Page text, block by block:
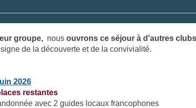
groupe, nous ouvrons ce séjour à d'autres
de la découverte et de la convivialité.
2026
restantes
avec 2 guides locaux francophones